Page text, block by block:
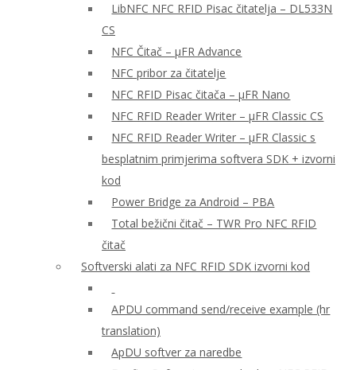
LibNFC NFC RFID Pisac čitatelja – DL533N
CS
NFC Čitač – μFR Advance
NFC pribor za čitatelje
NFC RFID Pisac čitača – μFR Nano
NFC RFID Reader Writer – μFR Classic CS
NFC RFID Reader Writer – μFR Classic s
besplatnim primjerima softvera SDK + izvorni
kod
Power Bridge za Android – PBA
Total bežični čitač – TWR Pro NFC RFID
čitač
Softverski alati za NFC RFID SDK izvorni kod
APDU command send/receive example (hr
translation)
ApDU softver za naredbe